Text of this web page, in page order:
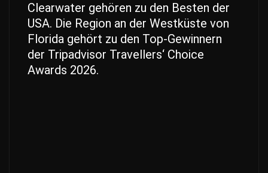
Clearwater gehören zu den Besten der
USA. Die Region an der Westküste von
Florida gehört zu den Top-Gewinnern
der Tripadvisor Travellers‘ Choice
Awards 2026.